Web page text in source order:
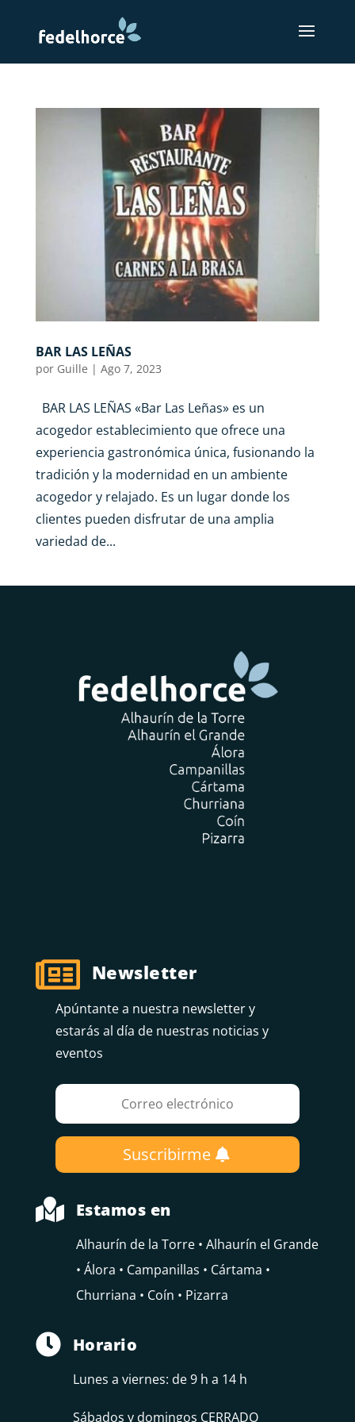
BAR LAS LEÑAS
por Guille | Ago 7, 2023
BAR LAS LEÑAS «Bar Las Leñas» es un
acogedor establecimiento que ofrece una
experiencia gastronómica única, fusionando la
tradición y la modernidad en un ambiente
acogedor y relajado. Es un lugar donde los
clientes pueden disfrutar de una amplia
variedad de...
 Newsletter
Apúntante a nuestra newsletter y
estarás al día de nuestras noticias y
eventos
Suscribirme
 Estamos en
Alhaurín de la Torre • Alhaurín el Grande
• Álora • Campanillas • Cártama •
Churriana • Coín • Pizarra
 Horario
Lunes a viernes: de 9 h a 14 h
Sábados y domingos CERRADO